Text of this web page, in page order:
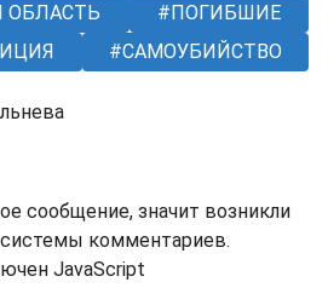
ОБЛАСТЬ
ПОГИБШИЕ
САМОУБИЙСТВО
сообщение, значит возникли
комментариев.
JavaScript